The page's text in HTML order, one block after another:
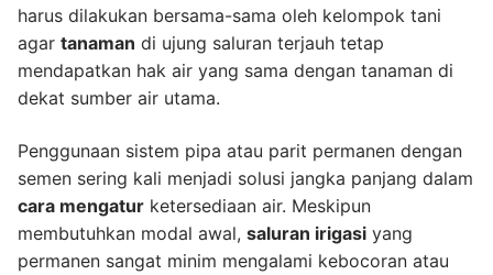
harus dilakukan bersama-sama oleh kelompok tani
agar tanaman di ujung saluran terjauh tetap
mendapatkan hak air yang sama dengan tanaman di
dekat sumber air utama.
Penggunaan sistem pipa atau parit permanen dengan
semen sering kali menjadi solusi jangka panjang dalam
cara mengatur ketersediaan air. Meskipun
membutuhkan modal awal, saluran irigasi yang
permanen sangat minim mengalami kebocoran atau